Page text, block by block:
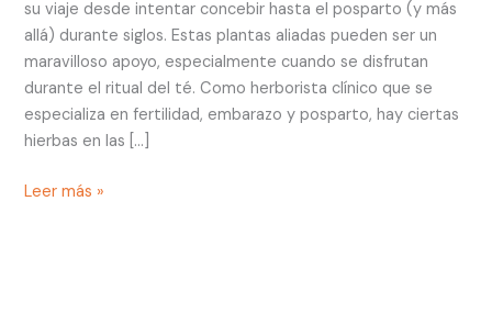
su viaje desde intentar concebir hasta el posparto (y más
allá) durante siglos. Estas plantas aliadas pueden ser un
maravilloso apoyo, especialmente cuando se disfrutan
durante el ritual del té. Como herborista clínico que se
especializa en fertilidad, embarazo y posparto, hay ciertas
hierbas en las […]
Leer más »